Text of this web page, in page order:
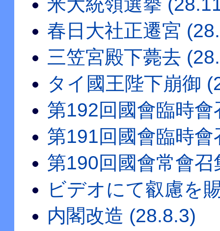
春日大社正遷宮
三笠宮殿下薨去
タイ國王陛下崩御
第192回國會臨時
第191回國會臨時
第190回國會常會
ビデオにて叡慮を
内閣改造 (28.8.3)